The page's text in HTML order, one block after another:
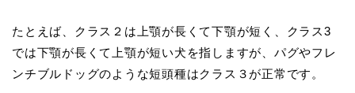
たとえば、クラス２は上顎が長くて下顎が短く、クラス3
では下顎が長くて上顎が短い犬を指しますが、パグやフレ
ンチブルドッグのような短頭種はクラス３が正常です。